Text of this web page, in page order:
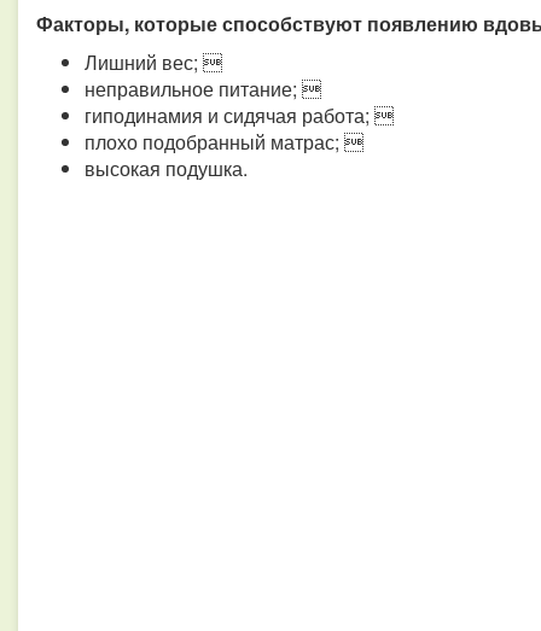
Факторы, которые способствуют появлению
Лишний вес; 
неправильное питание; 
гиподинамия и сидячая работа; 
плохо подобранный матрас; 
высокая подушка.